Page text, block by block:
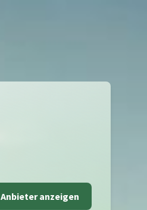
Anbieter anzeigen